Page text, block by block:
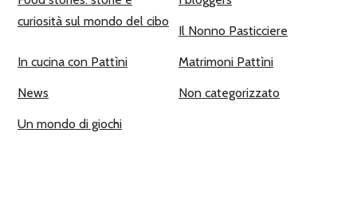
curiosità sul mondo del cibo
Il Nonno Pasticciere
In cucina con Pattìni Matrimoni Pattìni
News Non categorizzato
Un mondo di giochi